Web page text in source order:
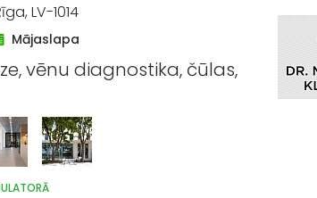
LV-1014
Mājaslapa
vēnu diagnostika, čūlas,